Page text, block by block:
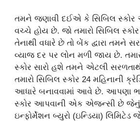
તમને જણાવી દઈએ કે સિબિલ સ્કોર
વચ્ચે હોય છે. જો તમારો સિબિલ
તેનાથી વધારે છે તો બેંક દ્વારા તમને
વ્યાજ દર પર લોન મળી જાય છે.
સ્કોર સારો હશે તમને એટલી
તમારો સિબિલ સ્કોર 24 મહિનાની
આધારે બનાવવામાં આવે છે. આપણા
સ્કોર આપવાની એક એજન્સી છે જેનું
ઇન્ફોર્મેશન બ્યુરો (ઇન્ડિયા) લિમિટેડ